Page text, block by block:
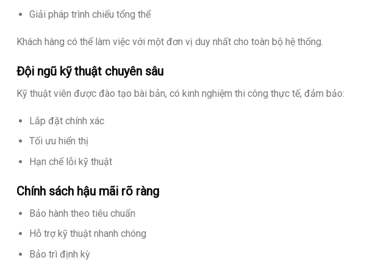
Giải pháp trình chiếu tổng thể
Khách hàng có thể làm việc với một đơn vị duy nhất cho toàn bộ hệ thống.
Đội ngũ kỹ thuật chuyên sâu
Kỹ thuật viên được đào tạo bài bản, có kinh nghiệm thi công thực tế, đảm bảo:
Lắp đặt chính xác
Tối ưu hiển thị
Hạn chế lỗi kỹ thuật
Chính sách hậu mãi rõ ràng
Bảo hành theo tiêu chuẩn
Hỗ trợ kỹ thuật nhanh chóng
Bảo trì định kỳ